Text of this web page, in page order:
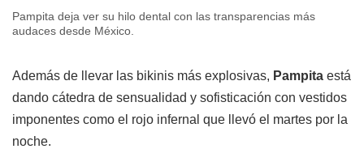
Pampita deja ver su hilo dental con las transparencias más
audaces desde México.
Además de llevar las bikinis más explosivas, Pampita está
dando cátedra de sensualidad y sofisticación con vestidos
imponentes como el rojo infernal que llevó el martes por la
noche.